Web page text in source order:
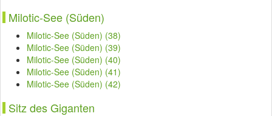
Milotic-See (Süden)
Milotic-See (Süden) (38)
Milotic-See (Süden) (39)
Milotic-See (Süden) (40)
Milotic-See (Süden) (41)
Milotic-See (Süden) (42)
Sitz des Giganten